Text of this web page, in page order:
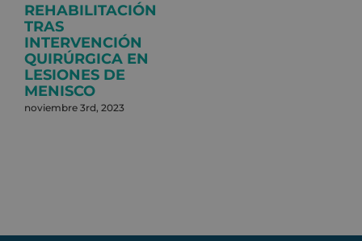
REHABILITACIÓN
TRAS
INTERVENCIÓN
QUIRÚRGICA EN
LESIONES DE
MENISCO
noviembre 3rd, 2023